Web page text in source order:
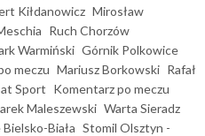
Kiłdanowicz Mirosław
Ruch Chorzów
Warmiński Górnik Polkowice
meczu Mariusz Borkowski Rafał
Sport Komentarz po meczu
Maleszewski Warta Sieradz
Biała Stomil Olsztyn -